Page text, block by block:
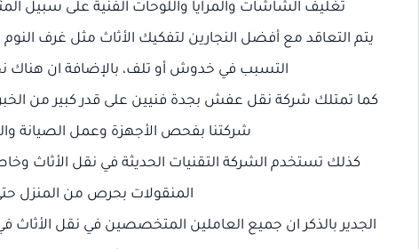
تغليف الشاشات والمرايا واللوحات الفنية على سبيل
يتم التعاقد مع أفضل النجارين لتفكيك الأثاث مثل غرف النوم
التسبب في خدوش أو تلف، بالإضافة ان هناك
كما تمتلك شركة نقل عفش بجدة فنيين على قدر كبير من
شركتنا بفحص الأجهزة وعمل الصيانة
كذلك تستخدم الشركة التقنيات الحديثة في نقل الأثاث
المنقولات بحرص من المنزل
الجدير بالذكر ان جميع العاملين المتخصصين في نقل الأثاث